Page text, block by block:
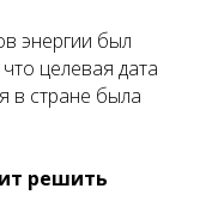
энергии был
целевая дата
в стране была
решить